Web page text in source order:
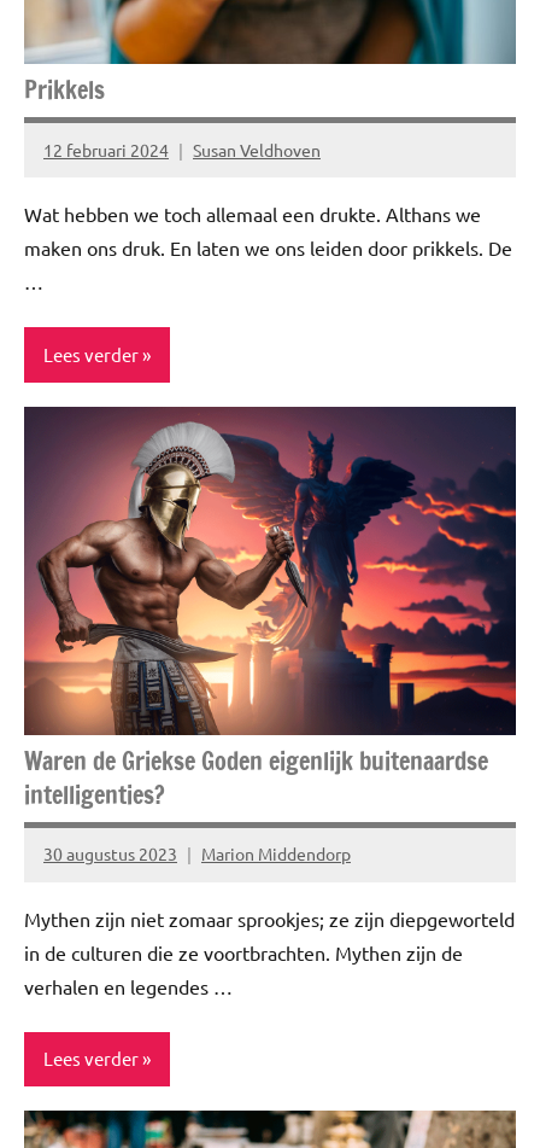
Prikkels
12 februari 2024 Susan Veldhoven
Geen
Wat hebben we toch allemaal een drukte. Althans we
maken ons druk. En laten we ons leiden door prikkels. De
…
Lees verder
Healthy
Inspiratie
Risico's
Social
Media
Waren de Griekse Goden eigenlijk buitenaardse
intelligenties?
30 augustus 2023 Marion Middendorp
Geen
Mythen zijn niet zomaar sprookjes; ze zijn diepgeworteld
in de culturen die ze voortbrachten. Mythen zijn de
verhalen en legendes …
Lees verder
Blog